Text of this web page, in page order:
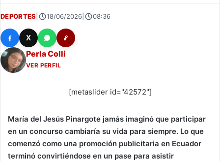
DEPORTES 18/06/2026 08:36
X
Perla Colli
VER PERFIL
[metaslider id="42572"]
María del Jesús Pinargote jamás imaginó que participar
en un concurso cambiaría su vida para siempre. Lo que
comenzó como una promoción publicitaria en Ecuador
terminó convirtiéndose en un pase para asistir